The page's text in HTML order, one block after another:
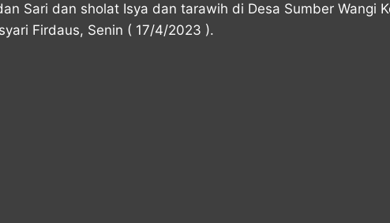
Sari dan sholat Isya dan tarawih di Desa Sumber Wangi
Firdaus, Senin ( 17/4/2023 ).